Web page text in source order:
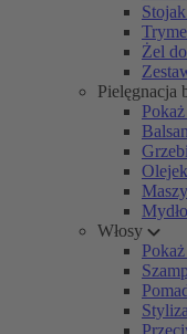
Żel
Pielęgnacja
Włosy